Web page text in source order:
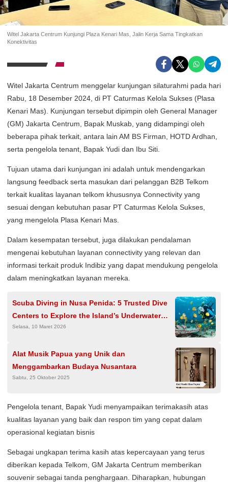
Witel Jakarta Centrum Kunjungi Plaza Kenari Mas, Jalin Kerja Sama Tingkatkan
Konektivitas
Witel Jakarta Centrum menggelar kunjungan silaturahmi pada hari
Rabu, 18 Desember 2024, di PT Caturmas Kelola Sukses (Plasa
Kenari Mas). Kunjungan tersebut dipimpin oleh General Manager
(GM) Jakarta Centrum, Bapak Muskab, yang didampingi oleh
beberapa pihak terkait, antara lain AM BS Firman, HOTD Ardhan,
serta pengelola tenant, Bapak Yudi dan Ibu Siti.
Tujuan utama dari kunjungan ini adalah untuk mendengarkan
langsung feedback serta masukan dari pelanggan B2B Telkom
terkait kualitas layanan telkom khususnya Connectivity yang
sesuai dengan kebutuhan pasar PT Caturmas Kelola Sukses,
yang mengelola Plasa Kenari Mas.
Dalam kesempatan tersebut, juga dilakukan pendalaman
mengenai kebutuhan layanan connectivity yang relevan dan
informasi terkait produk Indibiz yang dapat mendukung pengelola
dalam meningkatkan layanan mereka.
Scuba Diving in Nusa Penida: 5 Trusted Dive
Centers to Explore the Island’s Underwater
World
Selasa, 10 Maret 2026
Alat Musik Papua yang Unik dan
Menggambarkan Budaya Nusantara
Sabtu, 25 Oktober 2025
Pengelola tenant, Bapak Yudi menyampaikan terimakasih atas
kualitas layanan yang baik dan respon tim yang cepat dalam
operasional kegiatan bisnis
Sebagai ungkapan terima kasih atas kepercayaan yang terus
diberikan kepada Telkom, GM Jakarta Centrum memberikan
souvenir sebagai tanda penghargaan. Diharapkan, hubungan